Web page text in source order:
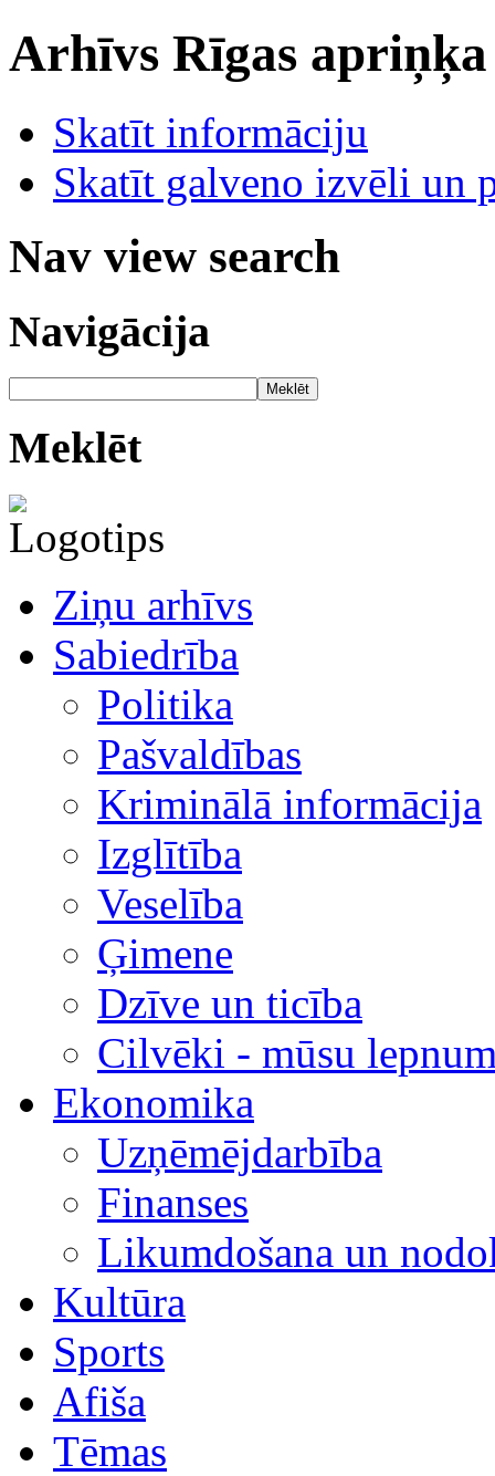
Arhīvs Rīgas
Skatīt informāciju
Skatīt galveno izvēli un
Nav view search
Navigācija
Meklēt
Meklēt
Ziņu arhīvs
Sabiedrība
Politika
Pašvaldības
Kriminālā informācija
Izglītība
Veselība
Ģimene
Dzīve un ticība
Cilvēki - mūsu
Ekonomika
Uzņēmējdarbība
Finanses
Likumdošana un
Kultūra
Sports
Afiša
Tēmas